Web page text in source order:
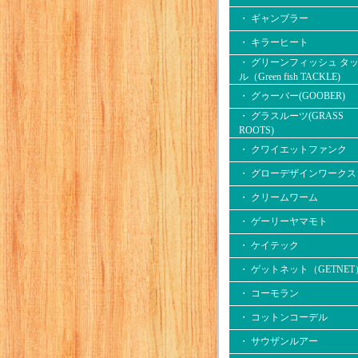
・ ギャンブラー
・ キラーヒート
・ グリーンフィッシュ タ
ル（Green fish TACKLE)
・ グゥーバー(GOOBER)
・ グラスルーツ(GRASS
ROOTS)
・ クワイエットファンク
・ グローデザインワークス
・ クリームワーム
・ ゲーリーヤマモト
・ ケイテック
・ ゲットネット（GETNET
・ コーモラン
・ コットンコーデル
・ サウザンルアー